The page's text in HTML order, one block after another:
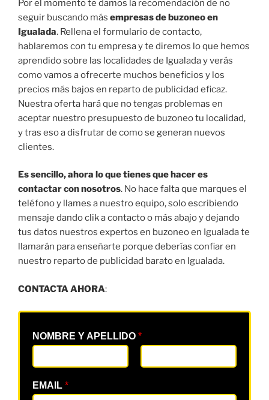
Por el momento te damos la recomendación de no
seguir buscando más empresas de buzoneo en
Igualada. Rellena el formulario de contacto,
hablaremos con tu empresa y te diremos lo que hemos
aprendido sobre las localidades de Igualada y verás
como vamos a ofrecerte muchos beneficios y los
precios más bajos en reparto de publicidad eficaz.
Nuestra oferta hará que no tengas problemas en
aceptar nuestro presupuesto de buzoneo tu localidad,
y tras eso a disfrutar de como se generan nuevos
clientes.
Es sencillo, ahora lo que tienes que hacer es
contactar con nosotros. No hace falta que marques el
teléfono y llames a nuestro equipo, solo escribiendo
mensaje dando clik a contacto o más abajo y dejando
tus datos nuestros expertos en buzoneo en Igualada te
llamarán para enseñarte porque deberías confiar en
nuestro reparto de publicidad barato en Igualada.
CONTACTA AHORA:
NOMBRE Y APELLIDO *
EMAIL *